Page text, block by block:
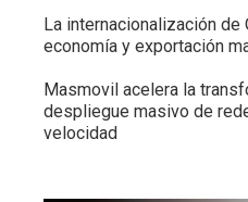
La internacionalización de
economía y exportación
Masmovil acelera la
despliegue masivo de
velocidad